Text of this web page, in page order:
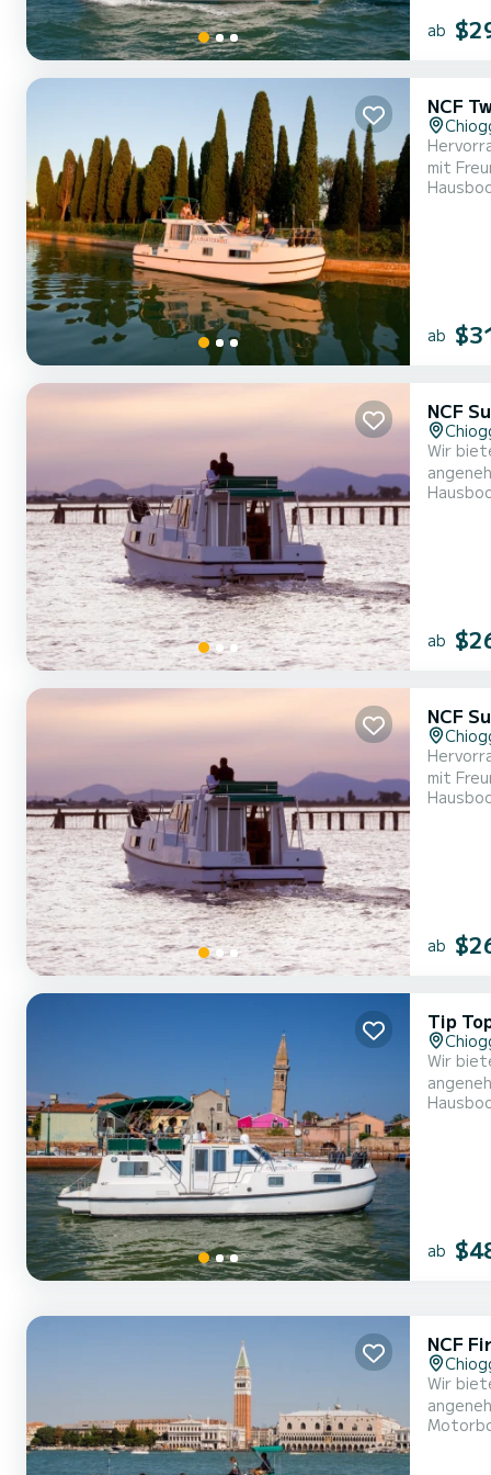
ab
NCF
mit Freunden oder Familie. Das Boot
9
ab
NCF
Wir
mit
ab
NCF
mit Freunden oder Familie. Das Boot
9
ab
Tip
Wir
mit
ab
NCF
Wir
mit